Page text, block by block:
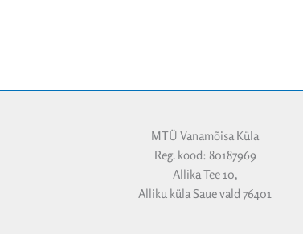
MTÜ Vanamõisa Küla
Reg. kood: 80187969
Allika Tee 10,
Alliku küla Saue vald 76401